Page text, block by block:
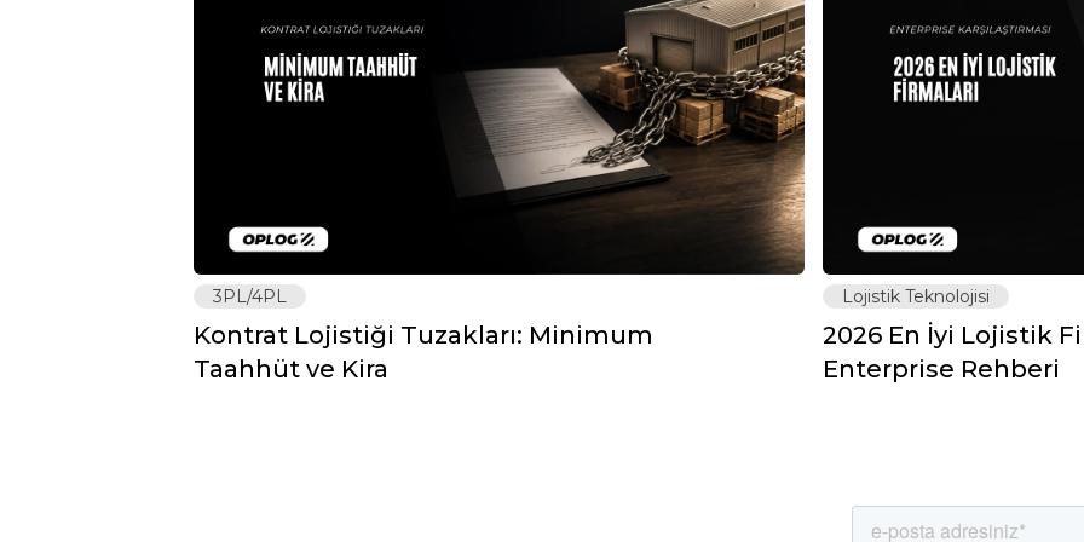
3PL/4PL
Kontrat Lojistiği Tuzakları: Minimum
Taahhüt ve Kira
Lojistik Teknolojisi
2026 En İyi Lojistik
Enterprise Rehberi